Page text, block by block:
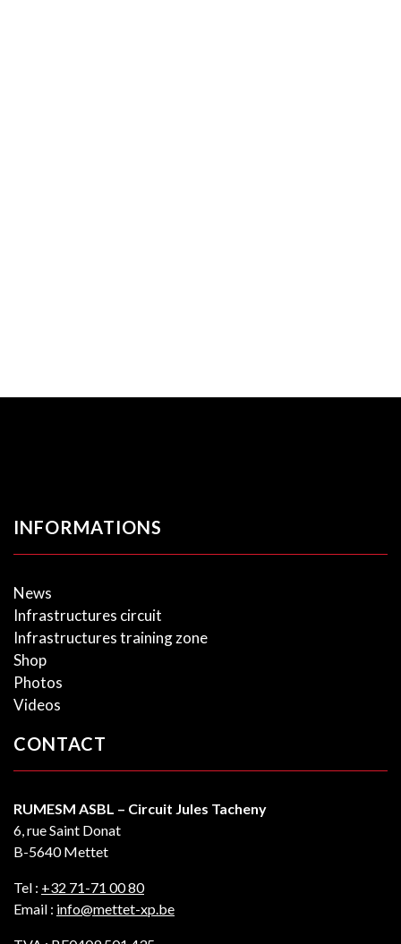
INFORMATIONS
News
Infrastructures circuit
Infrastructures training zone
Shop
Photos
Videos
CONTACT
RUMESM ASBL – Circuit Jules Tacheny
6, rue Saint Donat
B-5640 Mettet
Tel : +32 71-71 00 80
Email : info@mettet-xp.be